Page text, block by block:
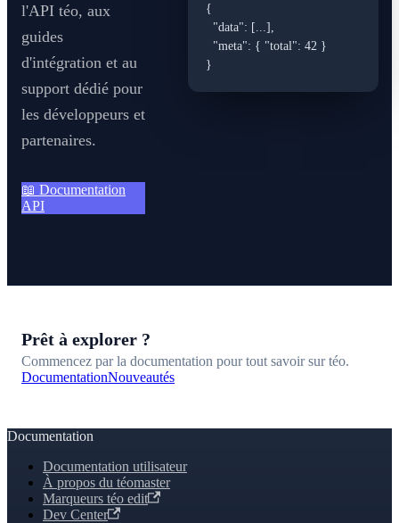
l'API téo, aux
guides
d'intégration et au
support dédié pour
les développeurs et
partenaires.
📖 Documentation
API
{
  "data": [...],
  "meta": { "total": 42 }
}
Prêt à explorer ?
Commencez par la documentation pour tout savoir sur téo.
DocumentationNouveautés
Documentation
Documentation utilisateur
À propos du téomaster
Marqueurs téo edit
Dev Center